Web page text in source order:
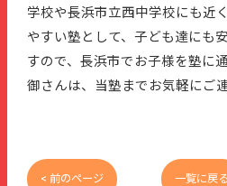
学校や長浜市立西中学校にも近
やすい塾として、子ども達にも
すので、長浜市でお子様を塾に
御さんは、当塾までお気軽にご
< 前のページ 一覧に戻る